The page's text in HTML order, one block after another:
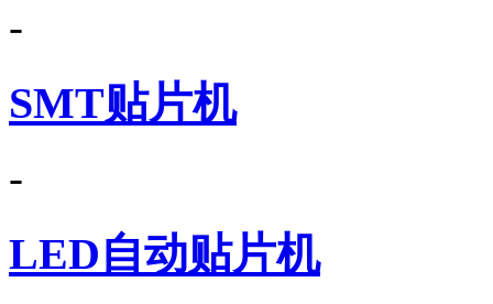
-
SMT贴片机
-
LED自动贴片机